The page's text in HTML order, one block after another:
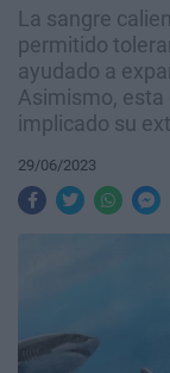
La sangre
permitido
ayudado a
Asimismo,
implicado su
29/06/2023